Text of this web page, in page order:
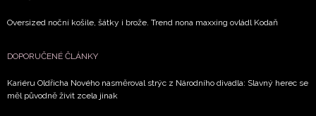
Oversized noční košile, šátky i brože. Trend nona maxxing ovládl Kodaň
DOPORUČENÉ ČLÁNKY
Kariéru Oldřicha Nového nasměroval strýc z Národního divadla: Slavný herec se
měl původně živit zcela jinak